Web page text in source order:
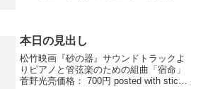
本日の見出し
松竹映画『砂の器』サウンドトラックよ
りピアノと管弦楽のための組曲「宿命」
菅野光亮価格： 700円 posted with sticky